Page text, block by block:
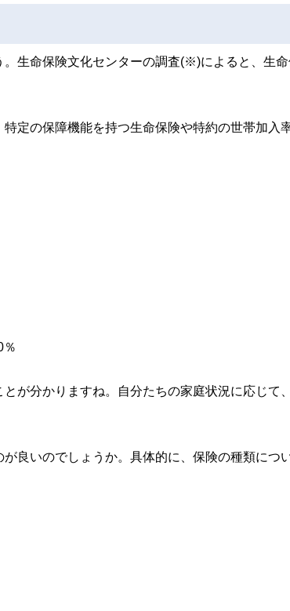
生命保険文化センターの調査(※)によると、生命
定の保障機能を持つ生命保険や特約の世帯加入率
％
が分かりますね。自分たちの家庭状況に応じて
良いのでしょうか。具体的に、保険の種類につ